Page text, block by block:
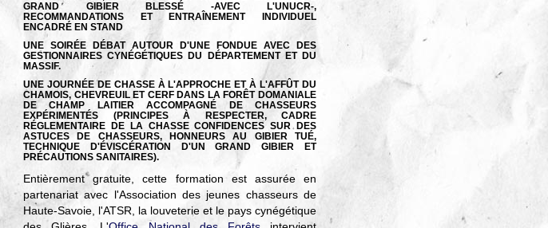
GRAND GIBIER BLESSÉ -AVEC L'UNUCR-,
RECOMMANDATIONS ET ENTRAÎNEMENT INDIVIDUEL
ENCADRÉ EN STAND
UNE SOIRÉE DÉBAT AUTOUR D'UNE FONDUE AVEC DES
GESTIONNAIRES CYNÉGÉTIQUES DU DÉPARTEMENT ET DU
MASSIF.
UNE JOURNÉE DE CHASSE À L'APPROCHE ET À L'AFFÛT DU
CHAMOIS, CHEVREUIL ET CERF DANS LA FORÊT DOMANIALE
DE CHAMP LAITIER ACCOMPAGNÉ DE CHASSEURS
EXPÉRIMENTÉS (PRINCIPES À RESPECTER, CADRE
RÉGLEMENTAIRE DE LA CHASSE CONFIDENCES SUR DES
ASTUCES DE CHASSEURS, HONNEURS AU GIBIER TUÉ,
TECHNIQUE D'ÉVISCÉRATION D'UN GRAND GIBIER ET
PRÉCAUTIONS SANITAIRES).
Entièrement gratuite, cette formation est assurée en
partenariat avec l'Association des jeunes chasseurs de
Haute-Savoie, l'ATSR, la louveterie et le pays cynégétique